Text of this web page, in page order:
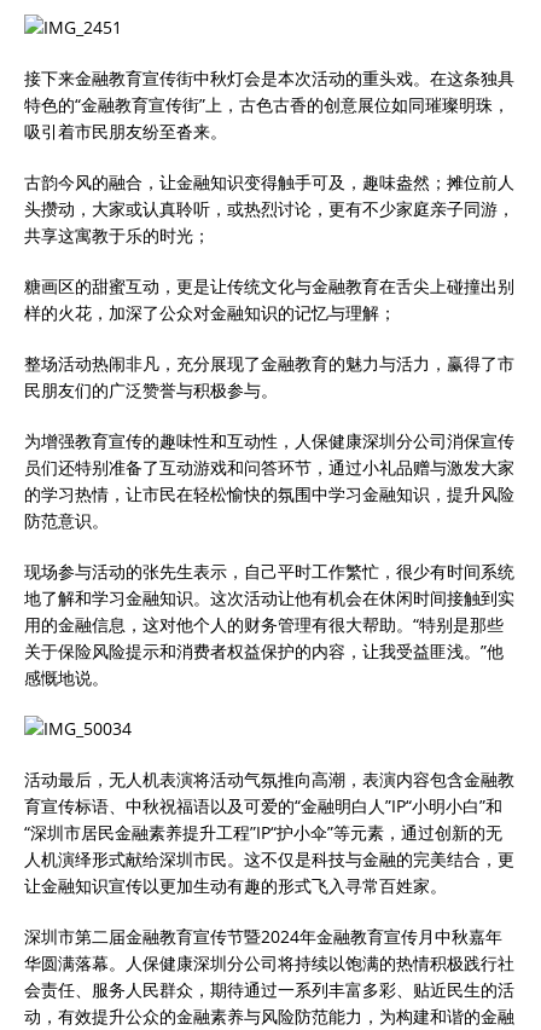
接下来金融教育宣传街中秋灯会是本次活动的重头戏。在这条独具
特色的“金融教育宣传街”上，古色古香的创意展位如同璀璨明珠，
吸引着市民朋友纷至沓来。
古韵今风的融合，让金融知识变得触手可及，趣味盎然；摊位前人
头攒动，大家或认真聆听，或热烈讨论，更有不少家庭亲子同游，
共享这寓教于乐的时光；
糖画区的甜蜜互动，更是让传统文化与金融教育在舌尖上碰撞出别
样的火花，加深了公众对金融知识的记忆与理解；
整场活动热闹非凡，充分展现了金融教育的魅力与活力，赢得了市
民朋友们的广泛赞誉与积极参与。
为增强教育宣传的趣味性和互动性，人保健康深圳分公司消保宣传
员们还特别准备了互动游戏和问答环节，通过小礼品赠与激发大家
的学习热情，让市民在轻松愉快的氛围中学习金融知识，提升风险
防范意识。
现场参与活动的张先生表示，自己平时工作繁忙，很少有时间系统
地了解和学习金融知识。这次活动让他有机会在休闲时间接触到实
用的金融信息，这对他个人的财务管理有很大帮助。“特别是那些
关于保险风险提示和消费者权益保护的内容，让我受益匪浅。”他
感慨地说。
活动最后，无人机表演将活动气氛推向高潮，表演内容包含金融教
育宣传标语、中秋祝福语以及可爱的“金融明白人”IP“小明小白”和
“深圳市居民金融素养提升工程”IP“护小伞”等元素，通过创新的无
人机演绎形式献给深圳市民。这不仅是科技与金融的完美结合，更
让金融知识宣传以更加生动有趣的形式飞入寻常百姓家。
深圳市第二届金融教育宣传节暨2024年金融教育宣传月中秋嘉年
华圆满落幕。人保健康深圳分公司将持续以饱满的热情积极践行社
会责任、服务人民群众，期待通过一系列丰富多彩、贴近民生的活
动，有效提升公众的金融素养与风险防范能力，为构建和谐的金融